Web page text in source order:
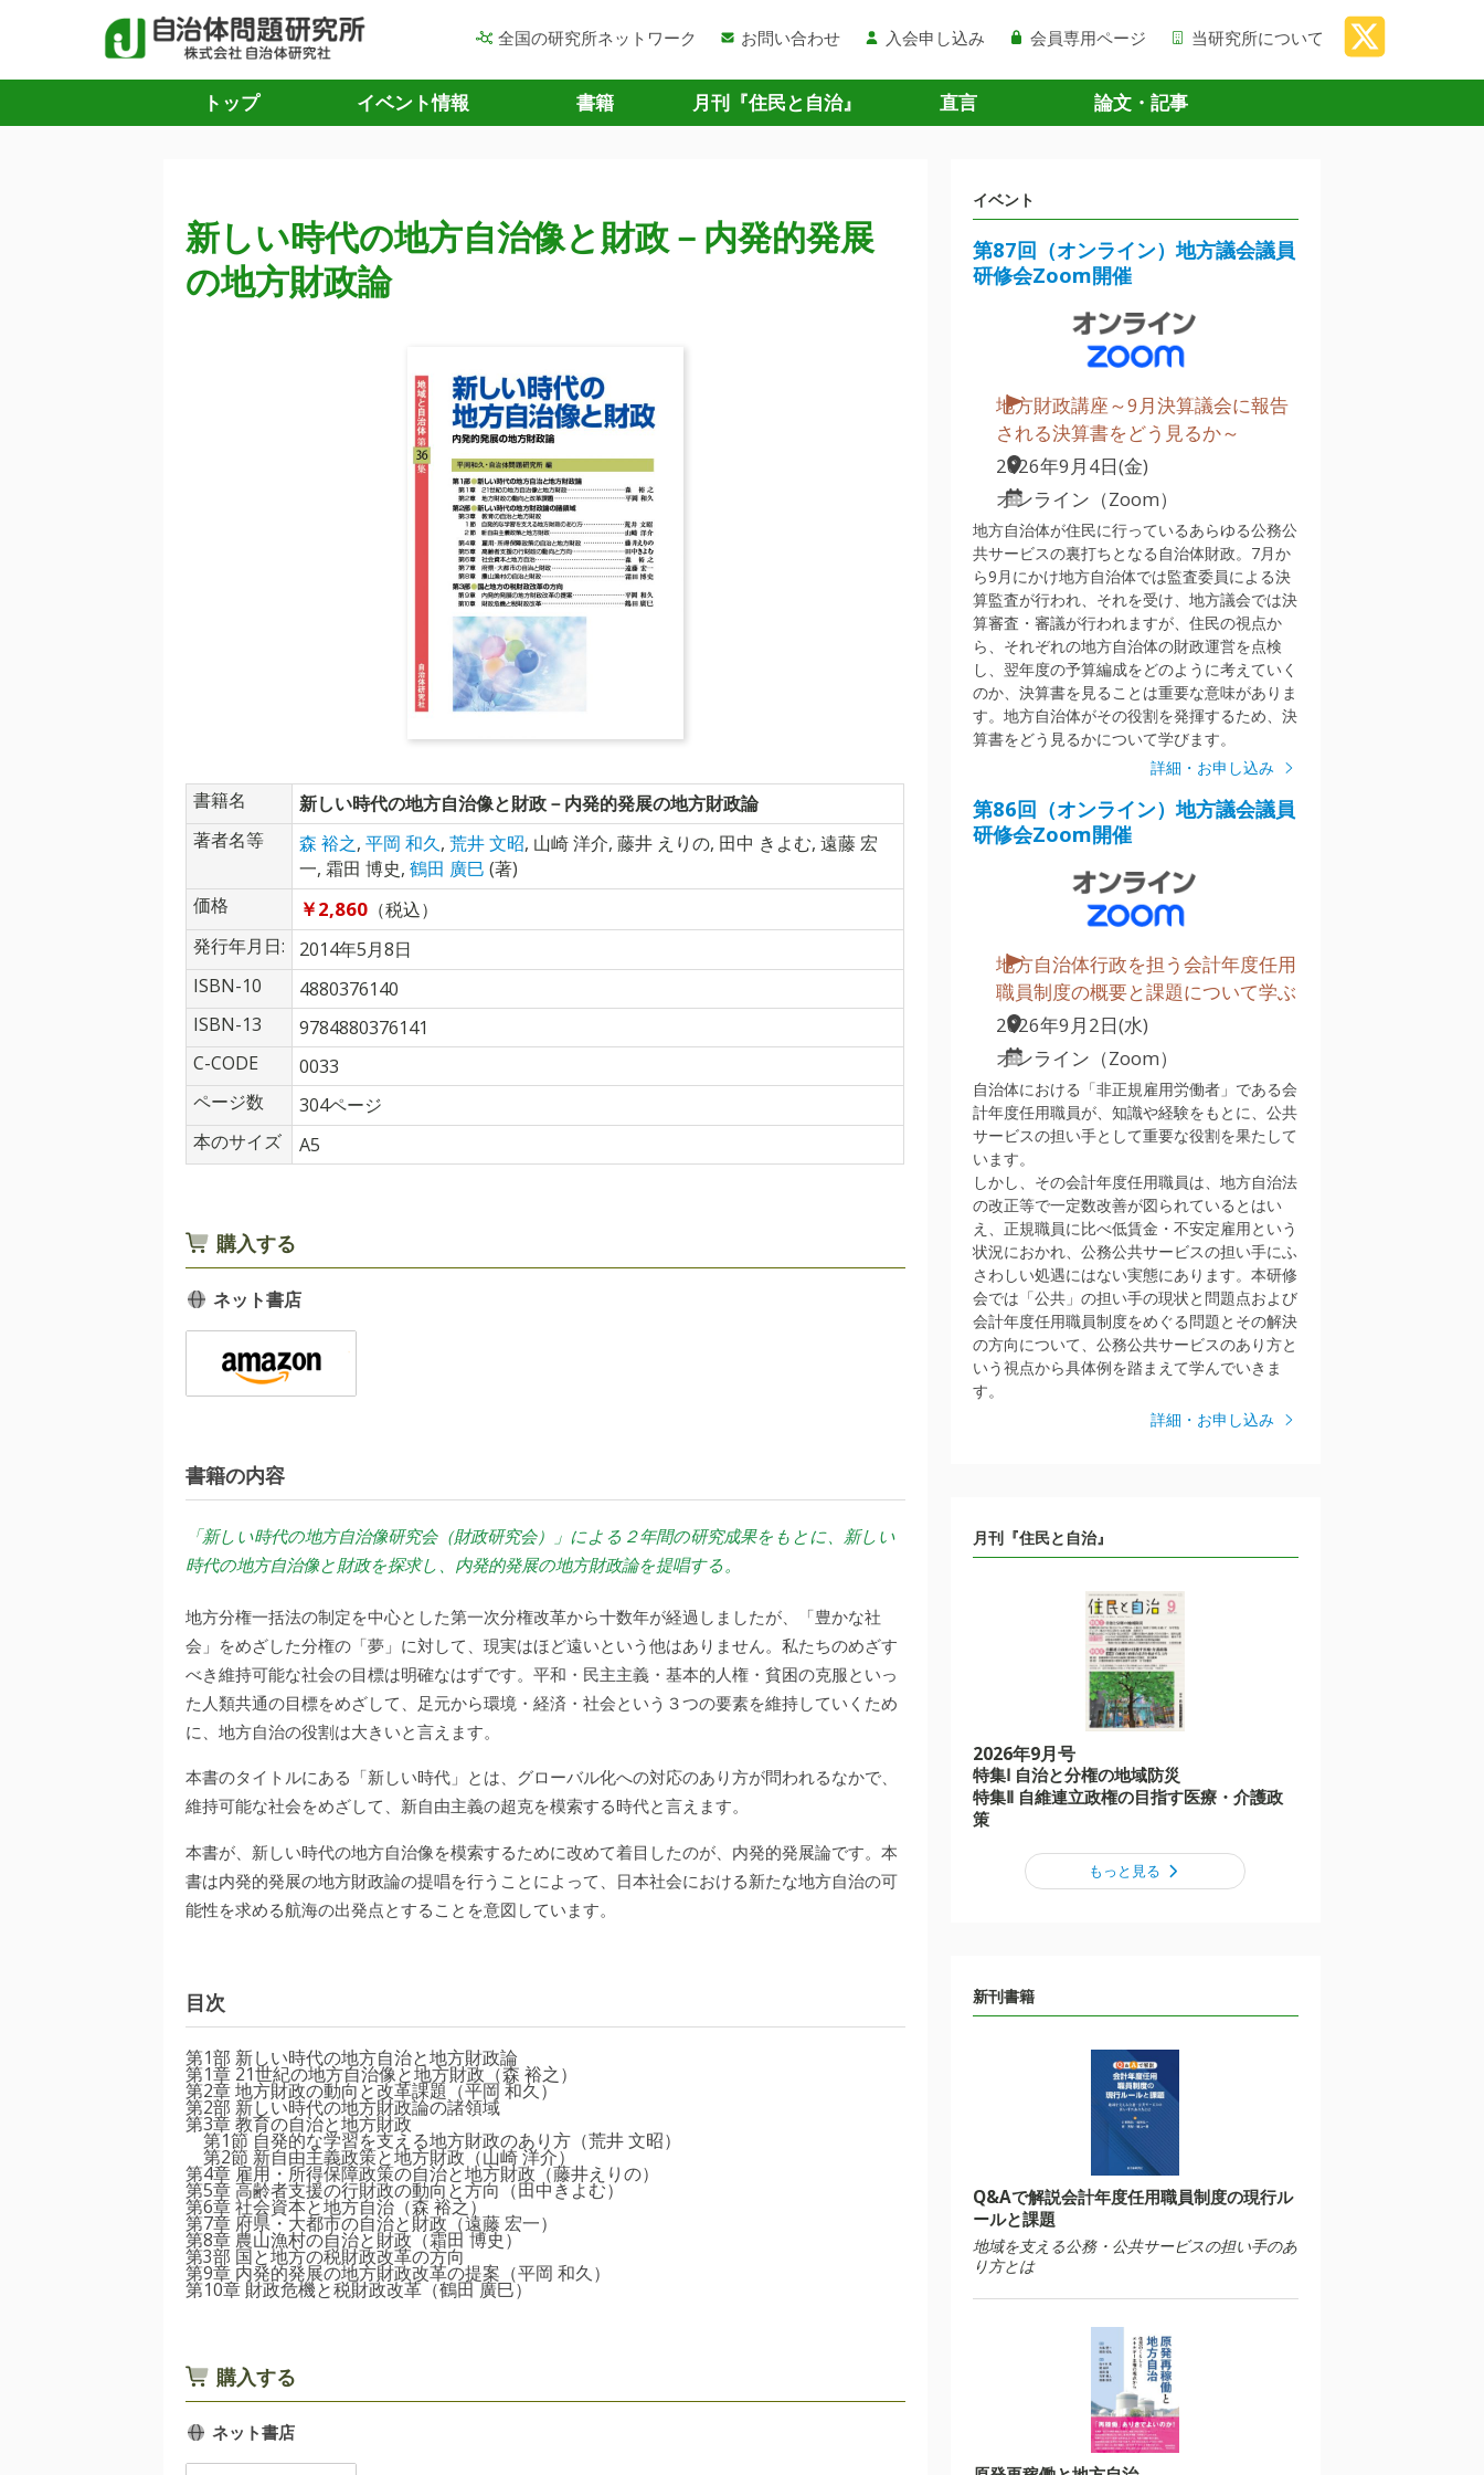
全国の研究所ネットワーク お問い合わせ 入会申し込み 会員専用ページ 当研究所について
トップ イベント情報 書籍 月刊『住民と自治』 直言 論文・記事
新しい時代の地方自治像と財政－内発的発展
の地方財政論
書籍名
新しい時代の地方自治像と財政－内発的発展の地方財政論
著者名等
森 裕之, 平岡 和久, 荒井 文昭, 山崎 洋介, 藤井 えりの, 田中 きよむ, 遠藤 宏
一, 霜田 博史, 鶴田 廣巳 (著)
価格
￥2,860 （税込）
発行年月日:
2014年5月8日
ISBN-10
4880376140
ISBN-13
9784880376141
C-CODE
0033
ページ数
304ページ
本のサイズ
A5
購入する
ネット書店
書籍の内容
「新しい時代の地方自治像研究会（財政研究会）」による２年間の研究成果をもとに、新しい
時代の地方自治像と財政を探求し、内発的発展の地方財政論を提唱する。
地方分権一括法の制定を中心とした第一次分権改革から十数年が経過しましたが、「豊かな社
会」をめざした分権の「夢」に対して、現実はほど遠いという他はありません。私たちのめざす
べき維持可能な社会の目標は明確なはずです。平和・民主主義・基本的人権・貧困の克服といっ
た人類共通の目標をめざして、足元から環境・経済・社会という３つの要素を維持していくため
に、地方自治の役割は大きいと言えます。
本書のタイトルにある「新しい時代」とは、グローバル化への対応のあり方が問われるなかで、
維持可能な社会をめざして、新自由主義の超克を模索する時代と言えます。
本書が、新しい時代の地方自治像を模索するために改めて着目したのが、内発的発展論です。本
書は内発的発展の地方財政論の提唱を行うことによって、日本社会における新たな地方自治の可
能性を求める航海の出発点とすることを意図しています。
目次
第1部 新しい時代の地方自治と地方財政論
第1章 21世紀の地方自治像と地方財政（森 裕之）
第2章 地方財政の動向と改革課題（平岡 和久）
第2部 新しい時代の地方財政論の諸領域
第3章 教育の自治と地方財政
第1節 自発的な学習を支える地方財政のあり方（荒井 文昭）
第2節 新自由主義政策と地方財政（山崎 洋介）
第4章 雇用・所得保障政策の自治と地方財政（藤井えりの）
第5章 高齢者支援の行財政の動向と方向（田中きよむ）
第6章 社会資本と地方自治（森 裕之）
第7章 府県・大都市の自治と財政（遠藤 宏一）
第8章 農山漁村の自治と財政（霜田 博史）
第3部 国と地方の税財政改革の方向
第9章 内発的発展の地方財政改革の提案（平岡 和久）
第10章 財政危機と税財政改革（鶴田 廣巳）
購入する
ネット書店
イベント
第87回（オンライン）地方議会議員
研修会Zoom開催
地方財政講座～9月決算議会に報告
される決算書をどう見るか～
2026年9月4日(金)
オンライン（Zoom）
地方自治体が住民に行っているあらゆる公務公
共サービスの裏打ちとなる自治体財政。7月か
ら9月にかけ地方自治体では監査委員による決
算監査が行われ、それを受け、地方議会では決
算審査・審議が行われますが、住民の視点か
ら、それぞれの地方自治体の財政運営を点検
し、翌年度の予算編成をどのように考えていく
のか、決算書を見ることは重要な意味がありま
す。地方自治体がその役割を発揮するため、決
算書をどう見るかについて学びます。
詳細・お申し込み
第86回（オンライン）地方議会議員
研修会Zoom開催
地方自治体行政を担う会計年度任用
職員制度の概要と課題について学ぶ
2026年9月2日(水)
オンライン（Zoom）
自治体における「非正規雇用労働者」である会
計年度任用職員が、知識や経験をもとに、公共
サービスの担い手として重要な役割を果たして
います。
しかし、その会計年度任用職員は、地方自治法
の改正等で一定数改善が図られているとはい
え、正規職員に比べ低賃金・不安定雇用という
状況におかれ、公務公共サービスの担い手にふ
さわしい処遇にはない実態にあります。本研修
会では「公共」の担い手の現状と問題点および
会計年度任用職員制度をめぐる問題とその解決
の方向について、公務公共サービスのあり方と
いう視点から具体例を踏まえて学んでいきま
す。
詳細・お申し込み
月刊『住民と自治』
2026年9月号
特集Ⅰ 自治と分権の地域防災
特集Ⅱ 自維連立政権の目指す医療・介護政
策
もっと見る
新刊書籍
Q&Aで解説会計年度任用職員制度の現行ル
ールと課題
地域を支える公務・公共サービスの担い手のあ
り方とは